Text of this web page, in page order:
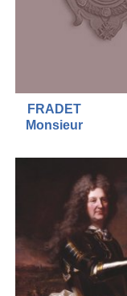
FRADET
Monsieur